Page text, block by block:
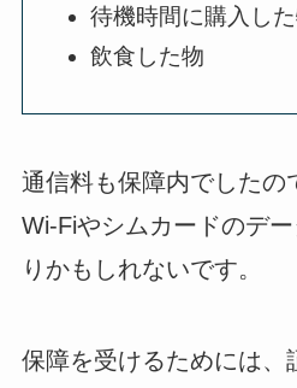
待機時間に購入し
飲食した物
通信料も保障内でしたの
Wi‐Fiやシムカードのデ
りかもしれないです。
保障を受けるためには、